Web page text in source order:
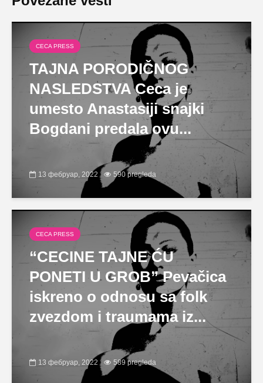
CECA PRESS
TAJNA PORODIČNOG
NASLEDSTVA Ceca je
umesto Anastasiji snajki
Bogdani predala ovu...
13 фебруар, 2022 590 pregleda
CECA PRESS
“CECINE TAJNE ĆU
PONETI U GROB” Pevačica
iskreno o odnosu sa folk
zvezdom i traumama iz...
13 фебруар, 2022 589 pregleda